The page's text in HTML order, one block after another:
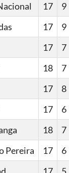
17 9
17 9
17 7
18 7
17 8
17 6
18 7
Pereira 17 6